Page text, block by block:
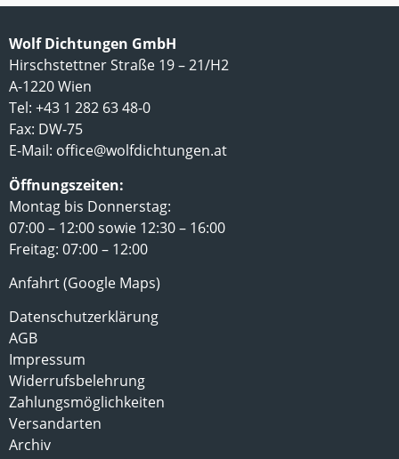
Wolf Dichtungen GmbH
Hirschstettner Straße 19 – 21/H2
A-1220 Wien
Tel: +43 1 282 63 48-0
Fax: DW-75
E-Mail: office@wolfdichtungen.at
Öffnungszeiten:
Montag bis Donnerstag:
07:00 – 12:00 sowie 12:30 – 16:00
Freitag: 07:00 – 12:00
Anfahrt (Google Maps)
Datenschutzerklärung
AGB
Impressum
Widerrufsbelehrung
Zahlungsmöglichkeiten
Versandarten
Archiv